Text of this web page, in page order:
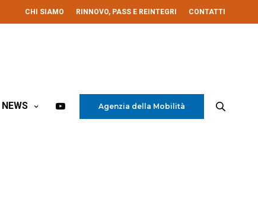
CHI SIAMO RINNOVO, PASS E REINTEGRI CONTATTI
NEWS Agenzia della Mobilità